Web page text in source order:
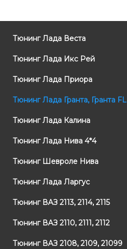
Тюнинг Лада Веста
Тюнинг Лада Икс Рей
Тюнинг Лада Приора
Тюнинг Лада Гранта, Гранта FL
Тюнинг Лада Калина
Тюнинг Лада Нива 4*4
Тюнинг Шевроле Нива
Тюнинг Лада Ларгус
Тюнинг ВАЗ 2113, 2114, 2115
Тюнинг ВАЗ 2110, 2111, 2112
Тюнинг ВАЗ 2108, 2109, 21099